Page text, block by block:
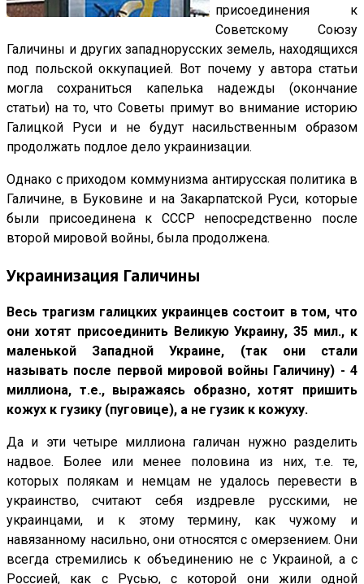
присоединения к
Советскому Союзу
Галичины и других западнорусских земель, находящихся
под польской оккупацией. Вот почему у автора статьи
могла сохраниться капелька надежды (окончание
статьи) на то, что Советы примут во внимание историю
Галицкой Руси и не будут насильственным образом
продолжать подлое дело украинизации.
Однако с приходом коммунизма антирусская политика в
Галичине, в Буковине и на Закарпатской Руси, которые
были присоединена к СССР непосредственно после
второй мировой войны, была продолжена.
Украинизация Галичины
Весь трагизм галицких украинцев состоит в том, что
они хотят присоединить Великую Украину, 35 мил., к
маленькой Западной Украине, (так они стали
называть после первой мировой войны Галичину) - 4
миллиона, т.е., выражаясь образно, хотят пришить
кожух к гузику (пуговице), а не гузик к кожуху.
Да и эти четыре миллиона галичан нужно разделить
надвое. Более или менее половина из них, т.е. те,
которых полякам и немцам не удалось перевести в
украинство, считают себя издревле русскими, не
украинцами, и к этому термину, как чужому и
навязанному насильно, они относятся с омерзением. Они
всегда стремились к объединению не с Украиной, а с
Россией, как с Русью, с которой они жили одной